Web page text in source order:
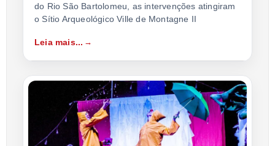
do Rio São Bartolomeu, as intervenções atingiram
o Sítio Arqueológico Ville de Montagne II
Leia mais...